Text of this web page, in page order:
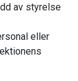
av styrelse
eller